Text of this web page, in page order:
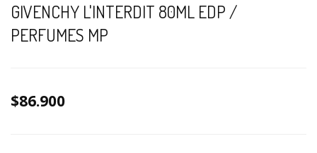
GIVENCHY L'INTERDIT 80ML EDP /
PERFUMES MP
$86.900